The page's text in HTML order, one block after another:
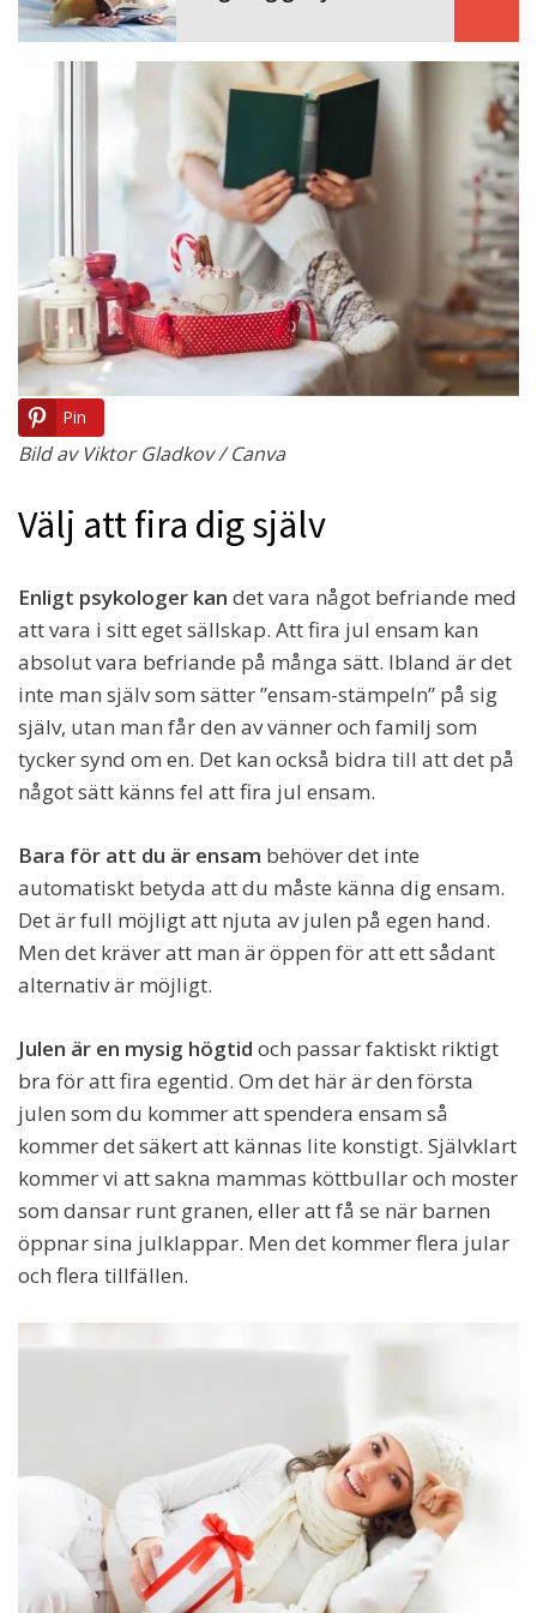
Pin
Bild av Viktor Gladkov / Canva
Välj att fira dig själv
Enligt psykologer kan det vara något befriande med
att vara i sitt eget sällskap. Att fira jul ensam kan
absolut vara befriande på många sätt. Ibland är det
inte man själv som sätter ”ensam-stämpeln” på sig
själv, utan man får den av vänner och familj som
tycker synd om en. Det kan också bidra till att det på
något sätt känns fel att fira jul ensam.
Bara för att du är ensam behöver det inte
automatiskt betyda att du måste känna dig ensam.
Det är full möjligt att njuta av julen på egen hand.
Men det kräver att man är öppen för att ett sådant
alternativ är möjligt.
Julen är en mysig högtid och passar faktiskt riktigt
bra för att fira egentid. Om det här är den första
julen som du kommer att spendera ensam så
kommer det säkert att kännas lite konstigt. Självklart
kommer vi att sakna mammas köttbullar och moster
som dansar runt granen, eller att få se när barnen
öppnar sina julklappar. Men det kommer flera jular
och flera tillfällen.